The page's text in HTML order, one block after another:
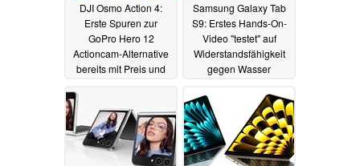
DJI Osmo Action 4:
Erste Spuren zur
GoPro Hero 12
Actioncam-Alternative
bereits mit Preis und
Samsung Galaxy Tab
S9: Erstes Hands-On-
Video "testet" auf
Widerstandsfähigkeit
gegen Wasser